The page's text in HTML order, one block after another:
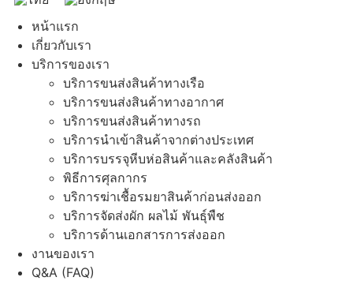
หน้าแรก
เกี่ยวกับเรา
บริการของเรา
บริการขนส่งสินค้าทางเรือ
บริการขนส่งสินค้าทางอากาศ
บริการขนส่งสินค้าทางรถ
บริการนำเข้าสินค้าจากต่างประเทศ
บริการบรรจุหีบห่อสินค้าและคลังสินค้า
พิธีการศุลกากร
บริการฆ่าเชื้อรมยาสินค้าก่อนส่งออก
บริการจัดส่งผัก ผลไม้ พันธุ์พืช
บริการด้านเอกสารการส่งออก
งานของเรา
Q&A (FAQ)